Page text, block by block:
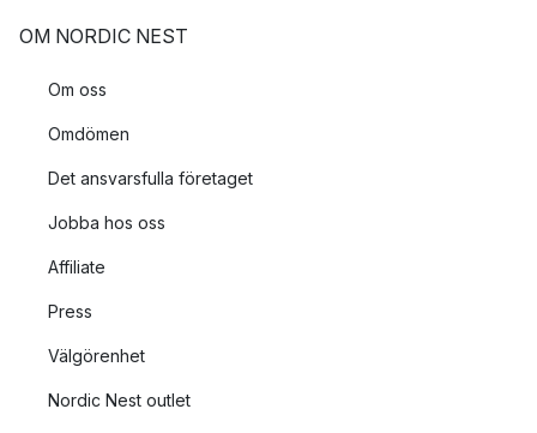
OM NORDIC NEST
Om oss
Omdömen
Det ansvarsfulla företaget
Jobba hos oss
Affiliate
Press
Välgörenhet
Nordic Nest outlet